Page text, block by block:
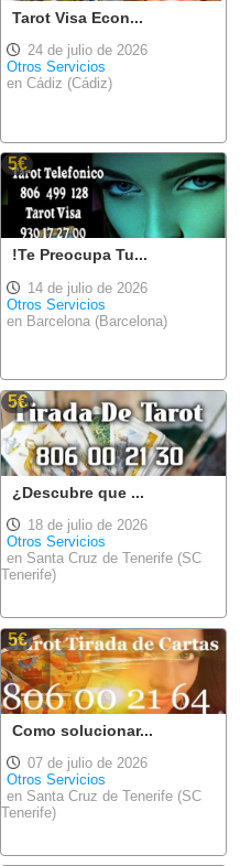
Tarot Visa Econ...
24 de julio de 2026
Otros Servicios
en Cádiz (Cádiz)
5€
!Te Preocupa Tu...
14 de julio de 2026
Otros Servicios
en Barcelona (Barcelona)
5€
¿Descubre que ...
18 de julio de 2026
Otros Servicios
en Santa Cruz de Tenerife (SC
Tenerife)
5€
Como solucionar...
07 de julio de 2026
Otros Servicios
en Santa Cruz de Tenerife (SC
Tenerife)